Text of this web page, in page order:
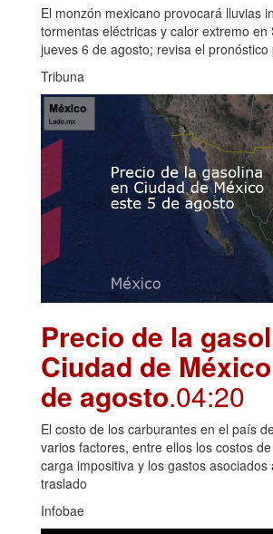
El monzón mexicano provocará lluvias
tormentas eléctricas y calor extremo en
jueves 6 de agosto; revisa el
Tribuna
Precio de la
Ciudad de
de agosto.04:20
El costo de los carburantes en el país
varios factores, entre ellos los costos
carga impositiva y los gastos
traslado
Infobae